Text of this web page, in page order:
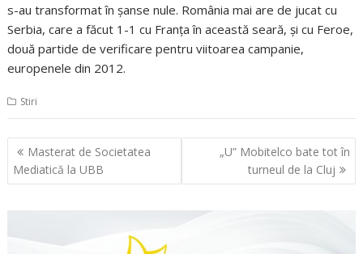
s-au transformat în şanse nule. România mai are de jucat cu
Serbia, care a făcut 1-1 cu Franţa în această seară, şi cu Feroe,
două partide de verificare pentru viitoarea campanie,
europenele din 2012.
Stiri
Navigare
în
articole
Masterat de Societatea
Mediatică la UBB
„U” Mobitelco bate tot în
turneul de la Cluj